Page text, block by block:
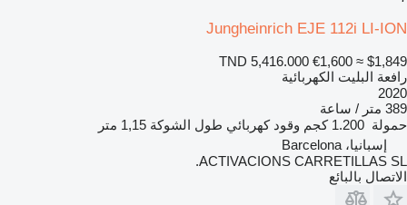
Jungheinrich EJE 112i LI-ION
TND 5,416.000 €1,600 ≈ $1,849
رافعة البليت الكهربائية
2020
389 متر / ساعة
حمولة 1.200 كجم وقود كهربائي طول الشوكة 1,15 متر
إسبانيا، Barcelona
ACTIVACIONS CARRETILLAS SL.
الاتصال بالبائع